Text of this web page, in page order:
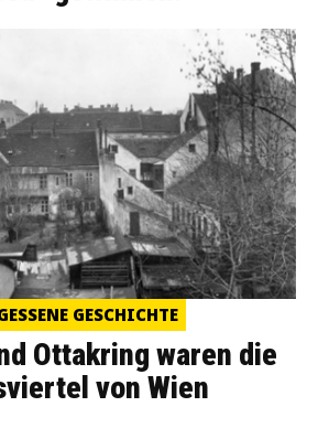
GESCHICHTE
Ottakring waren die
von Wien